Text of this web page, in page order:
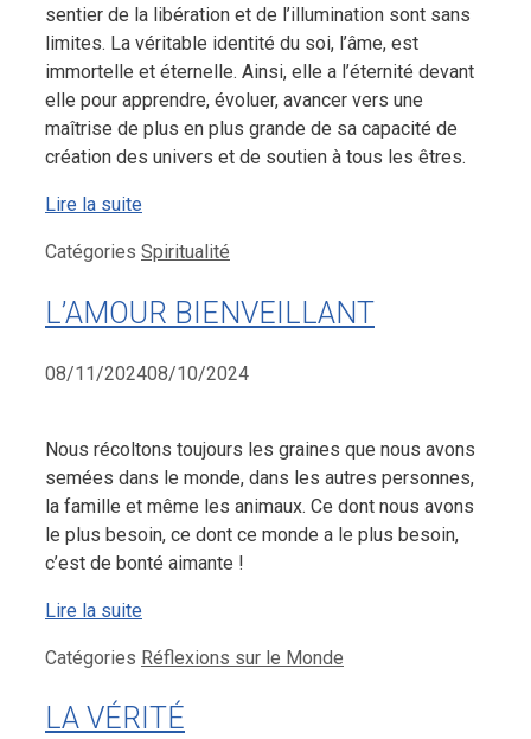
sentier de la libération et de l’illumination sont sans
limites. La véritable identité du soi, l’âme, est
immortelle et éternelle. Ainsi, elle a l’éternité devant
elle pour apprendre, évoluer, avancer vers une
maîtrise de plus en plus grande de sa capacité de
création des univers et de soutien à tous les êtres.
Lire la suite
Catégories Spiritualité
L’AMOUR BIENVEILLANT
08/11/202408/10/2024
Nous récoltons toujours les graines que nous avons
semées dans le monde, dans les autres personnes,
la famille et même les animaux. Ce dont nous avons
le plus besoin, ce dont ce monde a le plus besoin,
c’est de bonté aimante !
Lire la suite
Catégories Réflexions sur le Monde
LA VÉRITÉ